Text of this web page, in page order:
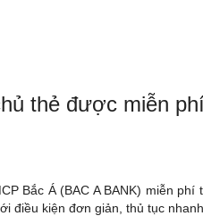
thẻ được miễn
Bắc Á (BAC A BANK) miễn
điều kiện đơn giản, thủ tục nhanh